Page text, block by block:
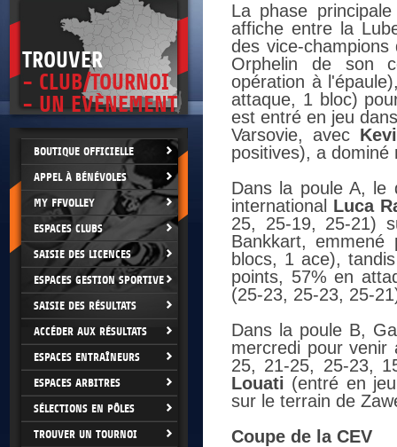
TROUVER
- CLUB/TOURNOI
- UN EVÈNEMENT
BOUTIQUE OFFICIELLE
APPEL À BÉNÉVOLES
MY FFVOLLEY
ESPACES CLUBS
SAISIE DES LICENCES
ESPACES GESTION SPORTIVE
SAISIE DES RÉSULTATS
ACCÉDER AUX RÉSULTATS
ESPACES ENTRAÎNEURS
ESPACES ARBITRES
SÉLECTIONS EN PÔLES
TROUVER UN TOURNOI
La phase
affiche entre la
des vice-
Orphelin de son
opération à
attaque, 1 bloc)
est entré en jeu
Varsovie, avec
positives), a
Dans la poule A, le
international Luca
25, 25-19, 25-21)
Bankkart,
blocs, 1 ace),
points, 57% en
(25-23, 25-23, 25-
Dans la poule B,
mercredi pour
25, 21-25, 25-23,
Louati (entré en
sur le terrain de
Coupe de la CEV